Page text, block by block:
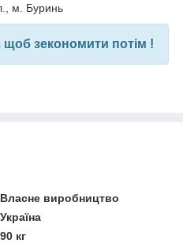
м. Буринь
зекономити потім !
Власне виробництво
Україна
90 кг